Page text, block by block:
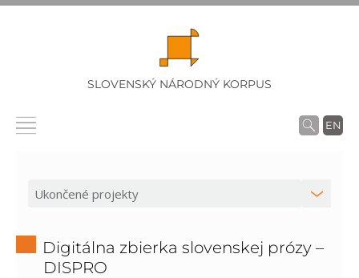
SLOVENSKÝ NÁRODNÝ KORPUS
EN
Digitálna zbierka slovenskej prózy –
DISPRO